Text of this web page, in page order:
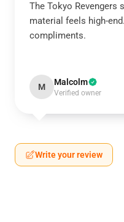
The Tokyo Revengers
material feels high-
compliments.
M Malcolm
Verified owner
Write your review